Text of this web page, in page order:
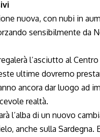
nuova, con nubi in
sensibilmente da
l’asciutto al
ultime dovremo
ancora dar luogo ad
realtà.
l’alba di un nuovo
anche sulla Sardegna.